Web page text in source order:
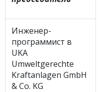
Инженер-
программист в
UKA
Umweltgerechte
Kraftanlagen GmbH
& Co. KG